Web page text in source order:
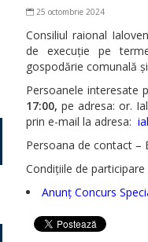
25 octombrie 2024
Consiliul raional
de execuție pe
gospodărie comunală
Persoanele interesate
17:00, pe adresa: or.
prin e-mail la adresa:
Persoana de contact –
Condițiile de
Anunț Concurs